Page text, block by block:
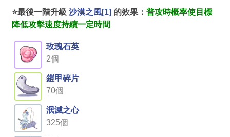
⭐最後一階升級 沙漠之風[1] 的效果： 普攻時概率使目標
降低攻擊速度持續一定時間
玫瑰石英
2個
鎧甲碎片
70個
泯滅之心
325個